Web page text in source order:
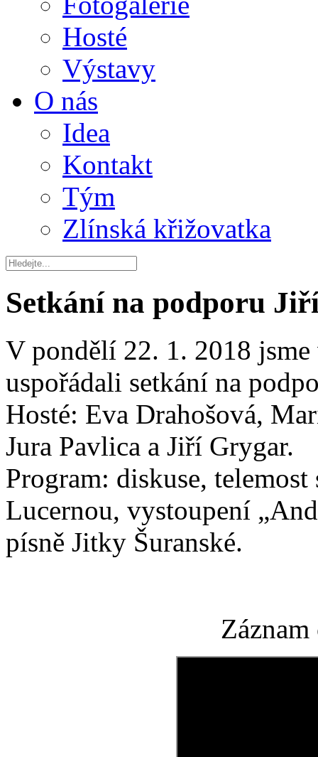
Hosté
Výstavy
O nás
Idea
Kontakt
Tým
Zlínská křižovatka
Setkání na podporu
V pondělí 22. 1. 2018
uspořádali setkání na
Hosté: Eva Drahošová,
Jura Pavlica a Jiří Grygar.
Program: diskuse,
Lucernou, vystoupení
písně Jitky Šuranské.
Záznam